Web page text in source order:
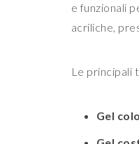
e funzionali
acriliche,
Le principali
Gel